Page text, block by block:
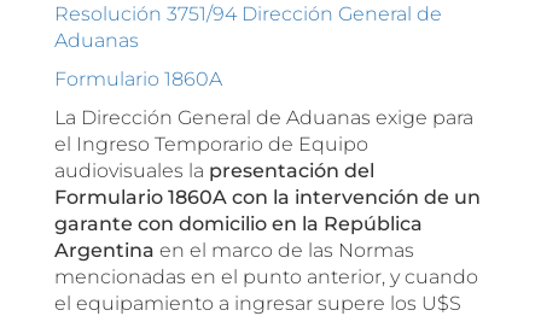
Resolución 3751/94 Dirección General de
Aduanas
Formulario 1860A
La Dirección General de Aduanas exige para
el Ingreso Temporario de Equipo
audiovisuales la presentación del
Formulario 1860A con la intervención de un
garante con domicilio en la República
Argentina en el marco de las Normas
mencionadas en el punto anterior, y cuando
el equipamiento a ingresar supere los U$S